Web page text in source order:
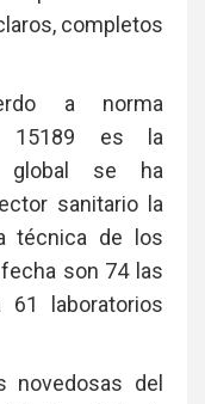
completos
a norma
15189 es la
global se ha
sanitario la
técnica de los
son 74 las
61 laboratorios
novedosas del